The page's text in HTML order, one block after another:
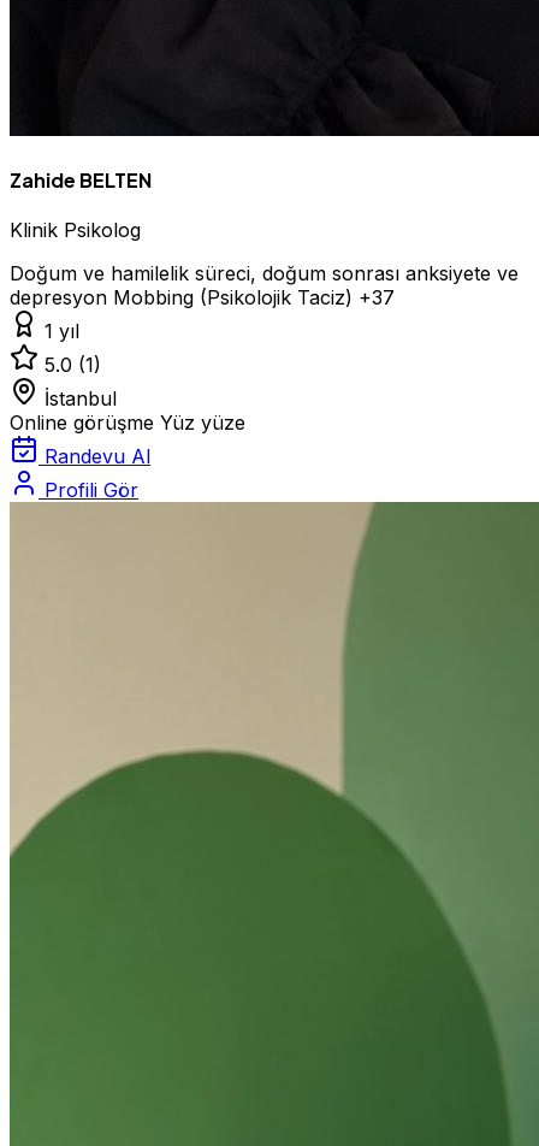
Zahide BELTEN
Klinik Psikolog
Doğum ve hamilelik süreci, doğum sonrası anksiyete ve
depresyon Mobbing (Psikolojik Taciz) +37
1 yıl
5.0 (1)
İstanbul
Online görüşme Yüz yüze
Randevu Al
Profili Gör